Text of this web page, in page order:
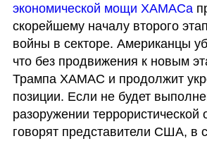
экономической мощи ХАМАСа
скорейшему началу второго
войны в секторе. Американцы
что без продвижения к новым
Трампа ХАМАС и продолжит
позиции. Если не будет
разоружении террористической
говорят представители США, в